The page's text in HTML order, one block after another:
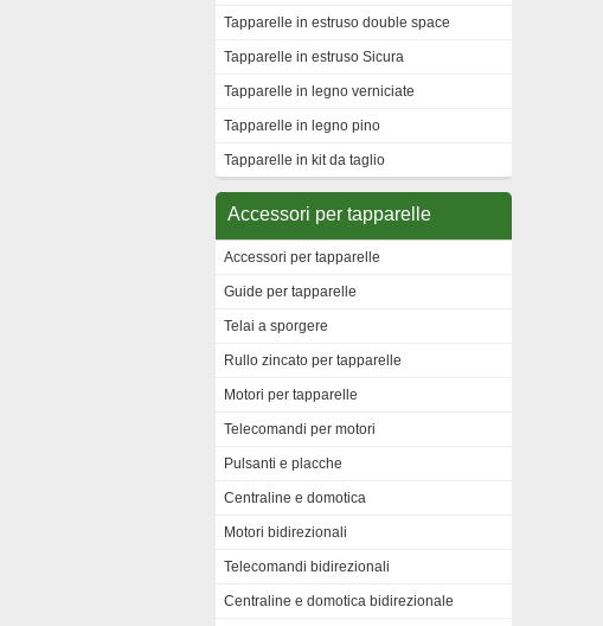
Tapparelle in estruso double space
Tapparelle in estruso Sicura
Tapparelle in legno verniciate
Tapparelle in legno pino
Tapparelle in kit da taglio
Accessori per tapparelle
Accessori per tapparelle
Guide per tapparelle
Telai a sporgere
Rullo zincato per tapparelle
Motori per tapparelle
Telecomandi per motori
Pulsanti e placche
Centraline e domotica
Motori bidirezionali
Telecomandi bidirezionali
Centraline e domotica bidirezionale